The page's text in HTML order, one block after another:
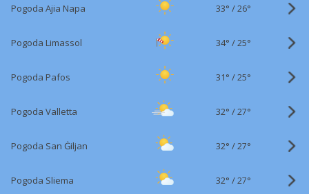
Pogoda Ajia Napa 33° /26°
Pogoda Limassol 34° /25°
Pogoda Pafos 31° /25°
Pogoda Valletta 32° /27°
Pogoda San Ġiljan 32° /27°
Pogoda Sliema 32° /27°